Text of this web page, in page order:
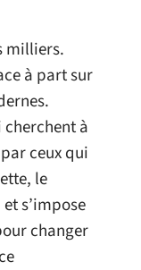
milliers.
à part sur
à
ceux qui
le
s’impose
changer